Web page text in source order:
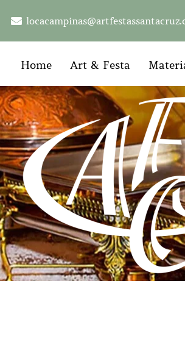
Home Art & Festa